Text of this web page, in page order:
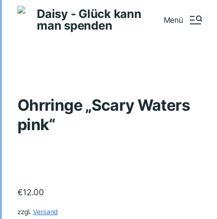
Daisy - Glück kann
man spenden
Menü
Ohrringe „Scary Waters
pink“
€12.00
zzgl.Versand